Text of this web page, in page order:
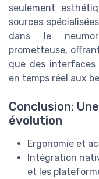
seulement
sources
dans le
prometteuse,
que des interfaces
en temps réel aux
Conclusion:
évolution
Ergonomie et
Intégration
et les